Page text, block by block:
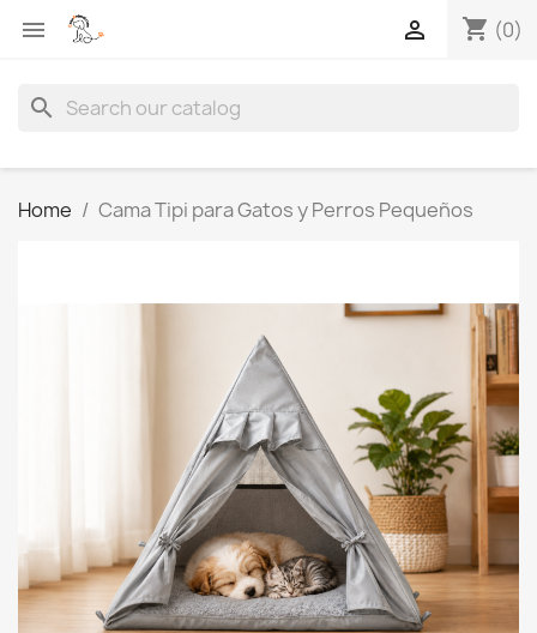
 shopping_cart (0)

search
Home Cama Tipi para Gatos y Perros Pequeños